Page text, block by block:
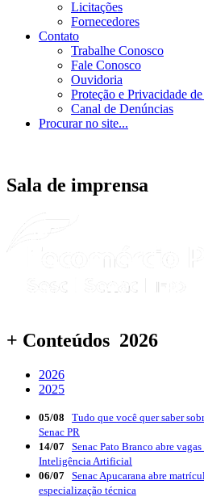
Licitações
Fornecedores
Contato
Trabalhe Conosco
Fale Conosco
Ouvidoria
Proteção e Privacidade
Canal de Denúncias
Procurar no site...
Sala de imprensa
+ Conteúdos 2026
2026
2025
05/08
Tudo que você quer saber
Senac PR
14/07 Senac Pato Branco abre
Inteligência Artificial
06/07 Senac Apucarana abre
especialização técnica